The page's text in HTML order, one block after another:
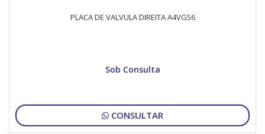
PLACA DE VALVULA DIREITA A4VG56
Sob Consulta
CONSULTAR